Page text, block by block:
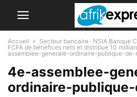
Accueil
Secteur bancaire : NSIA Banque
FCFA de bénéfices nets et distribue 10
assemblee-generale-ordinaire-publique-
4e-assemblee-
ordinaire-